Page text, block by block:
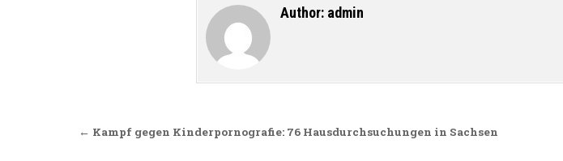
Author: admin
Beitragsnavigation
← Kampf gegen Kinderpornografie: 76 Hausdurchsuchungen in Sachsen